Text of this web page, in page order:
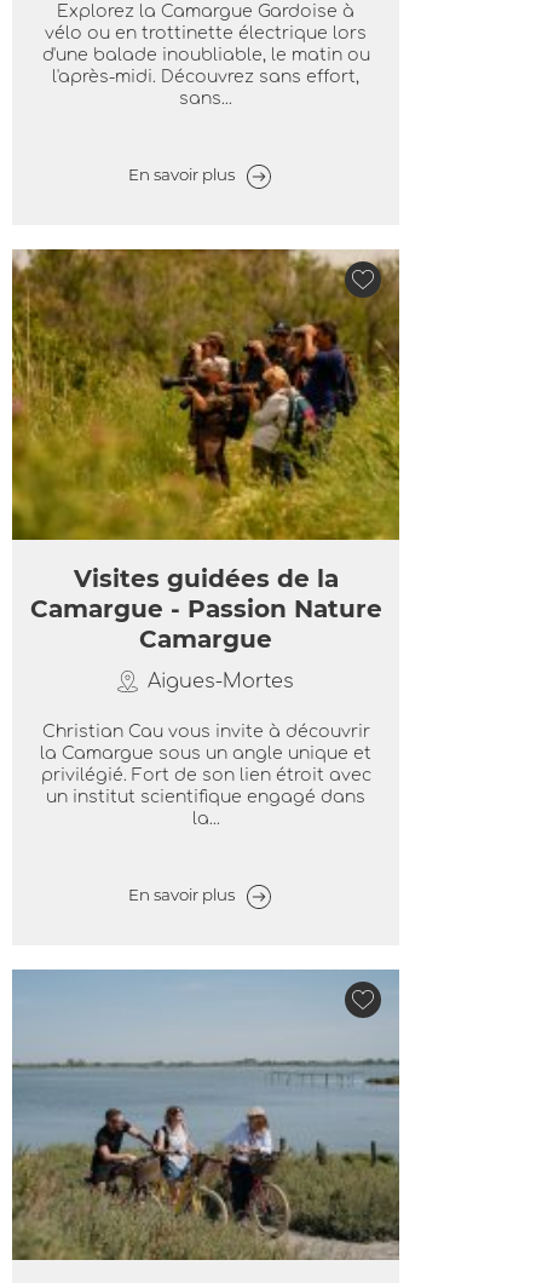
Explorez la Camargue Gardoise à
vélo ou en trottinette électrique lors
d'une balade inoubliable, le matin ou
l'après-midi. Découvrez sans effort,
sans...
En savoir plus
Visites guidées de la
Camargue - Passion Nature
Camargue
Aigues-Mortes
Christian Cau vous invite à découvrir
la Camargue sous un angle unique et
privilégié. Fort de son lien étroit avec
un institut scientifique engagé dans
la...
En savoir plus